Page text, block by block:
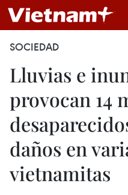
SOCIEDAD
Lluvias e
provocan 14
daños en
vietnamitas